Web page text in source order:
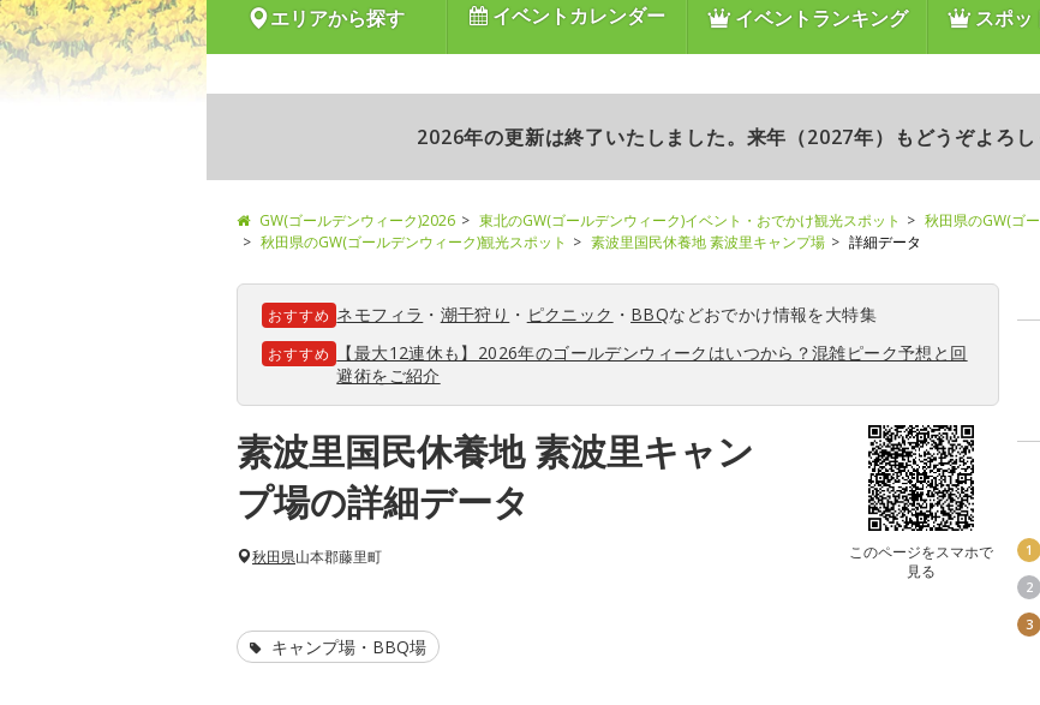
エリアから探す イベントカレンダー イベントランキング スポッ
2026年の更新は終了いたしました。来年（2027年）もどうぞよろし
GW(ゴールデンウィーク)2026 東北のGW(ゴールデンウィーク)イベント・おでかけ観光スポット
秋田県のGW(ゴ
秋田県のGW(ゴールデンウィーク)観光スポット
素波里国民休養地 素波里キャンプ場 詳細データ
おすすめ ネモフィラ ・ 潮干狩り ・ ピクニック ・ BBQなどおでかけ情報を大特集
おすすめ
【最大12連休も】2026年のゴールデンウィークはいつから？混雑ピーク予想と回
避術をご紹介
素波里国民休養地 素波里キャン
プ場の詳細データ
このページをスマホで
見る
秋田県山本郡藤里町
キャンプ場・BBQ場
1
2
3